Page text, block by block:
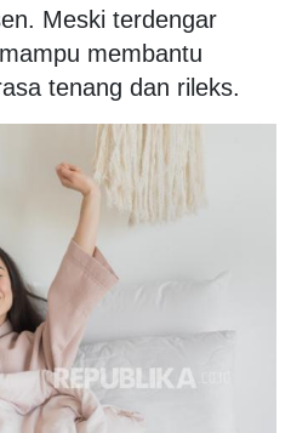
Meski terdengar
membantu
tenang dan rileks.